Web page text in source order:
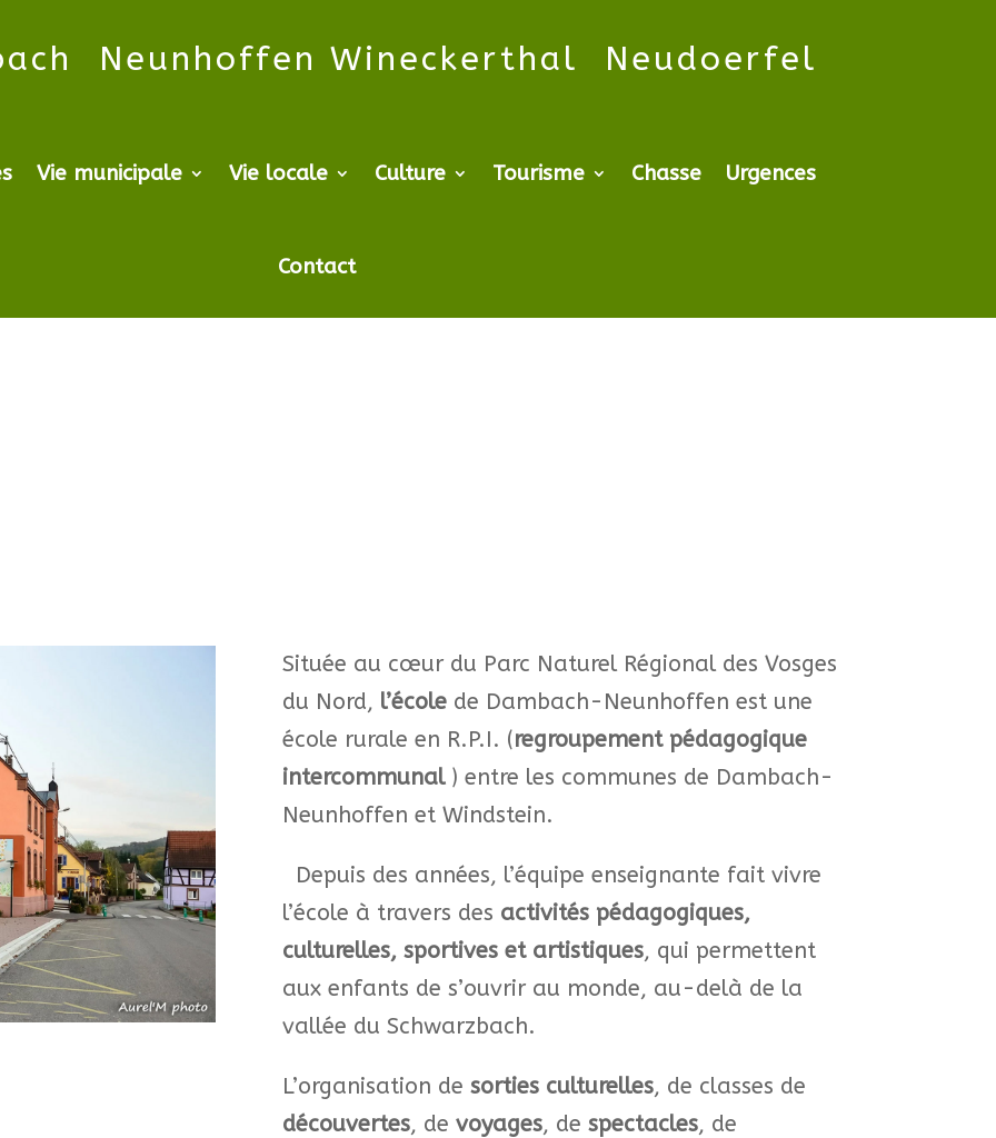
NeunhoffenWineckerthal Neudoerfel
Vie municipale Vie locale Culture Tourisme Chasse Urgences
Contact
Située au cœur du Parc Naturel Régional des Vosges
du Nord, l’écolede Dambach-Neunhoffen est une
école rurale en R.P.I. (regroupement pédagogique
intercommunal) entre les communes de Dambach-
Neunhoffen et Windstein.​
Depuis des années, l’équipe enseignante fait vivre
l’école à travers des activités pédagogiques,
culturelles, sportives et artistiques, qui permettent
aux enfants de s’ouvrir au monde, au-delà de la
vallée du Schwarzbach.
L’organisation de sorties culturelles, de classes de
découvertes, de voyages, de spectacles, de